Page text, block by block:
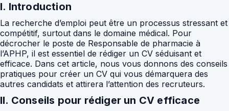
I. Introduction
La recherche d’emploi peut être un processus stressant et
compétitif, surtout dans le domaine médical. Pour
décrocher le poste de Responsable de pharmacie à
l’APHP, il est essentiel de rédiger un CV séduisant et
efficace. Dans cet article, nous vous donnons des conseils
pratiques pour créer un CV qui vous démarquera des
autres candidats et attirera l’attention des recruteurs.
II. Conseils pour rédiger un CV efficace